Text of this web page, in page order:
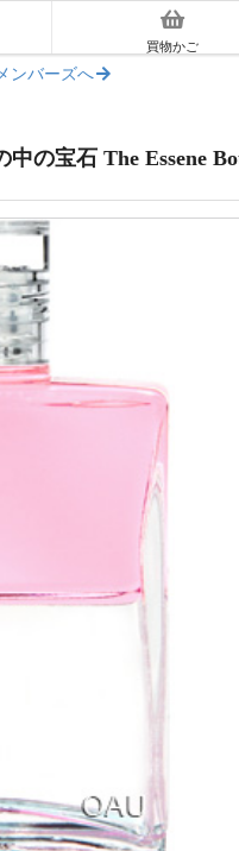
買物かご
ンバーズへ
の宝石 The Essene